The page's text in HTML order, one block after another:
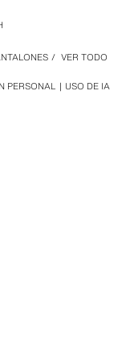
PERSONAL USO DE IA
/ VER TODO